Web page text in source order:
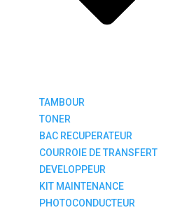
TAMBOUR
TONER
BAC RECUPERATEUR
COURROIE DE TRANSFERT
DEVELOPPEUR
KIT MAINTENANCE
PHOTOCONDUCTEUR